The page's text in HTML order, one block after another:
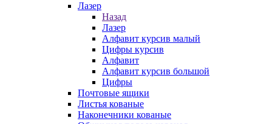
Лазер
Назад
Лазер
Алфавит курсив малый
Цифры курсив
Алфавит
Алфавит курсив большой
Цифры
Почтовые ящики
Листья кованые
Наконечники кованые